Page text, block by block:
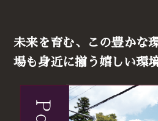
未来を育む、この豊かな
場も身近に揃う嬉しい環境